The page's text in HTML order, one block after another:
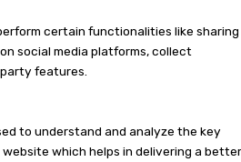
certain functionalities like sharing
social media platforms, collect
features.
to understand and analyze the key
which helps in delivering a better